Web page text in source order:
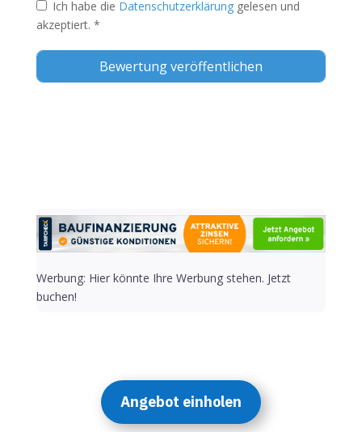
Ich habe die Datenschutzerklärung gelesen und
akzeptiert. *
Werbung: Hier könnte Ihre Werbung stehen. Jetzt
buchen!
Angebot einholen